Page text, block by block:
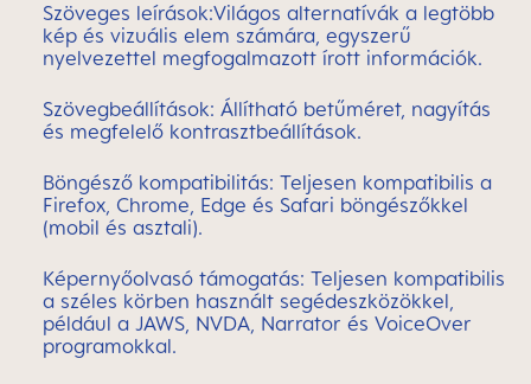
Szöveges leírások:Világos alternatívák a legtöbb
kép és vizuális elem számára, egyszerű
nyelvezettel megfogalmazott írott információk.
Szövegbeállítások: Állítható betűméret, nagyítás
és megfelelő kontrasztbeállítások.
Böngésző kompatibilitás: Teljesen kompatibilis a
Firefox, Chrome, Edge és Safari böngészőkkel
(mobil és asztali).
Képernyőolvasó támogatás: Teljesen kompatibilis
a széles körben használt segédeszközökkel,
például a JAWS, NVDA, Narrator és VoiceOver
programokkal.